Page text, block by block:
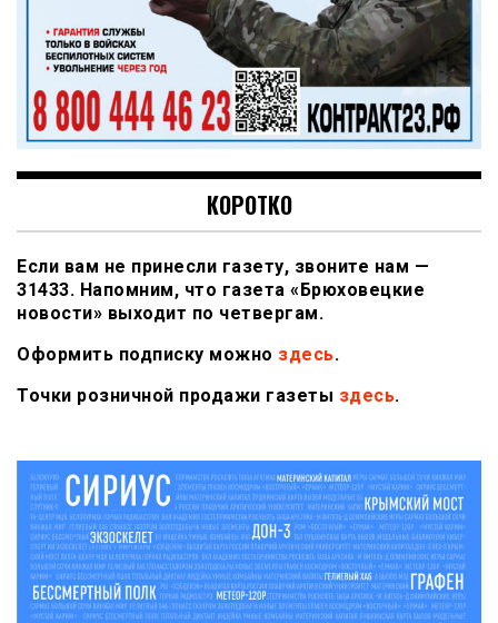
КОРОТКО
Если вам не принесли газету, звоните нам —
31433. Напомним, что газета «Брюховецкие
новости» выходит по четвергам.
Оформить подписку можно здесь.
Точки розничной продажи газеты здесь.